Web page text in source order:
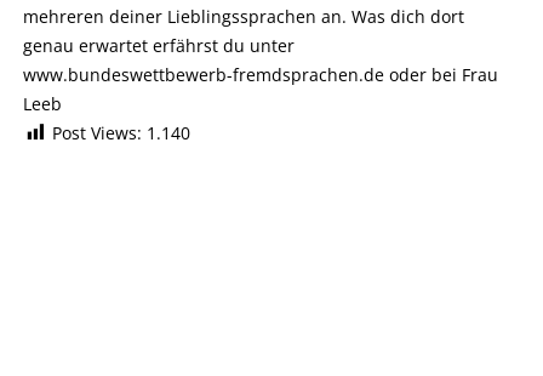
mehreren deiner Lieblingssprachen an. Was dich dort
genau erwartet erfährst du unter
www.bundeswettbewerb-fremdsprachen.de oder bei Frau
Leeb
Post Views: 1.140